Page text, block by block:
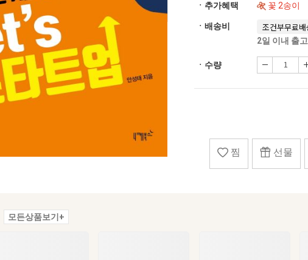
ㆍ추가혜택 꽃 2송이
ㆍ배송비 조건부무료배
2일 이내 출고
ㆍ수량
찜 선물
모든상품보기+